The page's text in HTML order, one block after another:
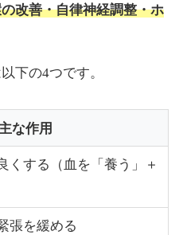
改善・自律神経調整・ホ
下の4つです。
な作用
くする（血を「養う」＋
張を緩める